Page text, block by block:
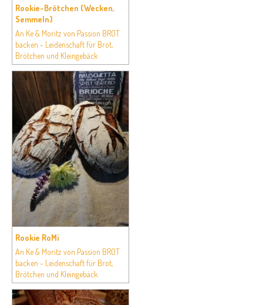
Rookie-Brötchen (Wecken,
Semmeln)
An Ke & Moritz von Passion BROT
backen - Leidenschaft für Brot,
Brötchen und Kleingebäck
Rookie RoMi
An Ke & Moritz von Passion BROT
backen - Leidenschaft für Brot,
Brötchen und Kleingebäck